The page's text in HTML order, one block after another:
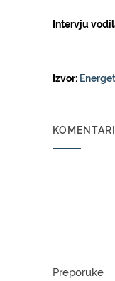
Intervju
Izvor:
KOMENTARI
Preporuke